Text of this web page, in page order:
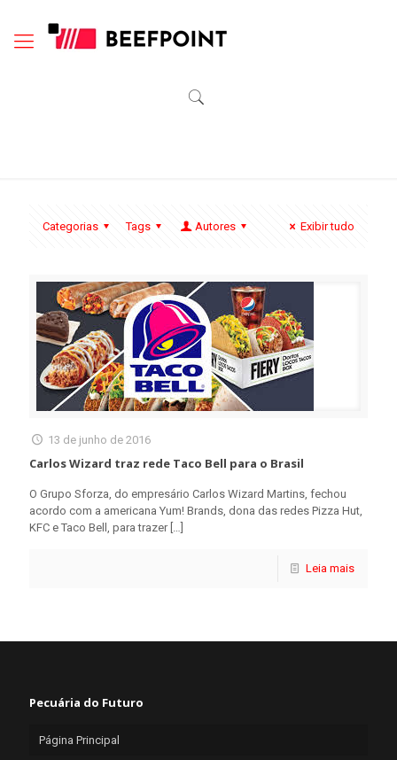
Categorias Tags Autores Exibir tudo
13 de junho de 2016
Carlos Wizard traz rede Taco Bell para o Brasil
O Grupo Sforza, do empresário Carlos Wizard Martins, fechou
acordo com a americana Yum! Brands, dona das redes Pizza Hut,
KFC e Taco Bell, para trazer[…]
Leia mais
Pecuária do Futuro
Página Principal